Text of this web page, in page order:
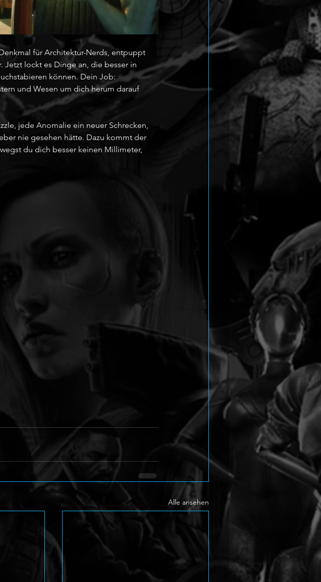
für Architektur-Nerds, entpuppt
Jetzt lockt es Dinge an, die besser in
können. Dein Job:
und Wesen um dich herum darauf
jede Anomalie ein neuer Schrecken,
nie gesehen hätte. Dazu kommt der
du dich besser keinen Millimeter,
Alle ansehen